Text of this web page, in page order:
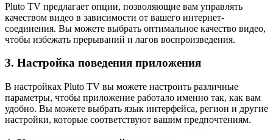
Pluto TV предлагает опции, позволяющие вам управлять
качеством видео в зависимости от вашего интернет-
соединения. Вы можете выбрать оптимальное качество видео,
чтобы избежать прерываний и лагов воспроизведения.
3. Настройка поведения приложения
В настройках Pluto TV вы можете настроить различные
параметры, чтобы приложение работало именно так, как вам
удобно. Вы можете выбрать язык интерфейса, регион и другие
настройки, которые соответствуют вашим предпочтениям.